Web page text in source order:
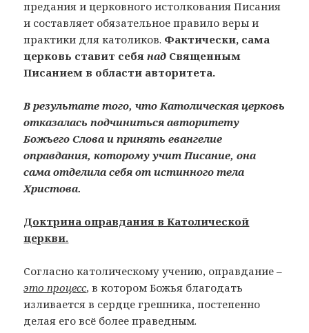
предания и церковного истолкования Писания
и составляет обязательное правило веры и
практики для католиков. Фактически, сама
церковь ставит себянад Священным
Писанием в области авторитета.
В результате того, что Католическая церковь
отказалась подчиниться авторитету
Божьего Слова и принять евангелие
оправдания, которому учит Писание, она
сама отделила себя от истинного тела
Христова.
Доктрина оправданияв Католической
церкви.
Согласно католическому учению, оправдание –
это процесс, в котором Божья благодать
изливается в сердце грешника, постепенно
делая его всё более праведным.